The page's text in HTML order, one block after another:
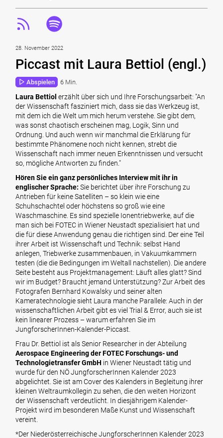
28. November 2022
Piccast mit Laura Bettiol (engl.)
Abspielen 6 Min.
Laura Bettiol erzählt über sich und Ihre Forschungsarbeit: "An
der Wissenschaft fasziniert mich, dass sie das Werkzeug ist,
mit dem ich die Welt um mich herum verstehe. Sie gibt dem,
was sonst chaotisch erscheinen mag, Logik, Sinn und
Ordnung. Und auch wenn wir manchmal die Erklärung für
bestimmte Phänomene noch nicht kennen, strebt die
Wissenschaft nach immer neuen Erkenntnissen und versucht
so, mögliche Antworten zu finden."
Hören Sie ein ganz persönliches Interview mit ihr in
englischer Sprache: Sie berichtet über ihre Forschung zu
Antrieben für keine Satelliten – so klein wie eine
Schuhschachtel oder höchstens so groß wie eine
Waschmaschine. Es sind spezielle Ionentriebwerke, auf die
man sich bei FOTEC in Wiener Neustadt spezialisiert hat und
die für diese Anwendung genau die richtigen sind. Der eine Teil
ihrer Arbeit ist Wissenschaft und Technik: selbst Hand
anlegen, Triebwerke zusammenbauen, in Vakuumkammern
testen (die die Bedingungen im Weltall nachstellen). Die andere
Seite besteht aus Projektmanagement: Läuft alles glatt? Sind
wir im Budget? Braucht jemand Unterstützung? Zur Arbeit des
Fotografen Bernhard Kowalsky und seiner alten
Kameratechnologie sieht Laura manche Parallele: Auch in der
wissenschaftlichen Arbeit gibt es viel Trial & Error, auch sie ist
kein linearer Prozess – warum erfahren Sie im
JungforscherInnen-Kalender-Piccast.
Frau Dr. Bettiol ist als Senior Researcher in der Abteilung
Aerospace Engineering der FOTEC Forschungs- und
Technologietransfer GmbH in Wiener Neustadt tätig und
wurde für den NÖ JungforscherInnen Kalender 2023
abgelichtet. Sie ist am Cover des Kalenders in Begleitung ihrer
kleinen Weltraumkollegin zu sehen, die den weiten Horizont
der Wissenschaft verdeutlicht. In diesjährigem Kalender-
Projekt wird im besonderen Maße Kunst und Wissenschaft
vereint.
*Der Niederösterreichische JungforscherInnen Kalender 2023